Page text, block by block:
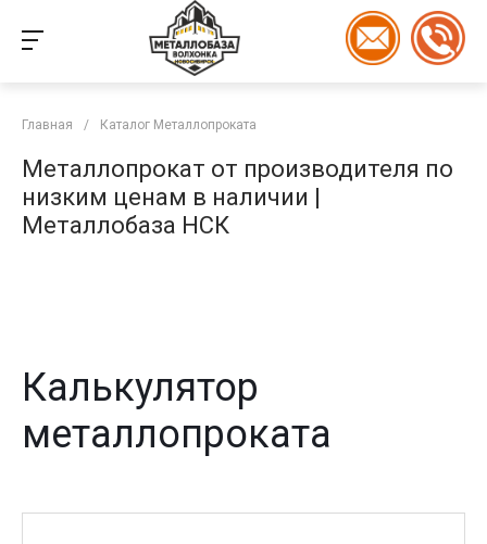
Главная / Каталог Металлопроката
Металлопрокат от производителя по
низким ценам в наличии |
Металлобаза НСК
Калькулятор
металлопроката